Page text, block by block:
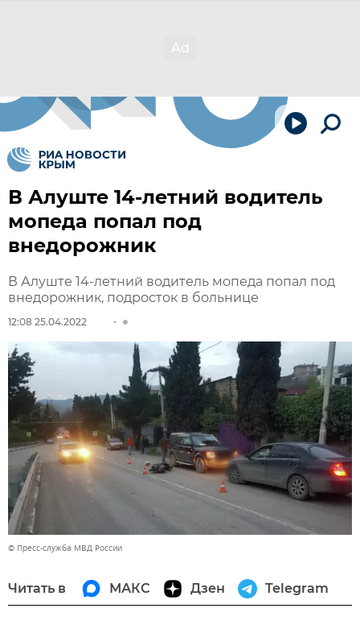
В Алуште 14-летний водитель
мопеда попал под
внедорожник
В Алуште 14-летний водитель мопеда попал под
внедорожник, подросток в больнице
12:08 25.04.2022
© Пресс-служба МВД России
Читать в МАКС Дзен Telegram